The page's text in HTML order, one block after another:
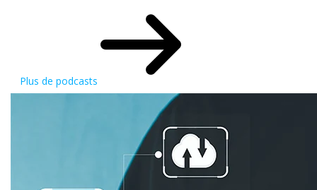
Plus de podcasts